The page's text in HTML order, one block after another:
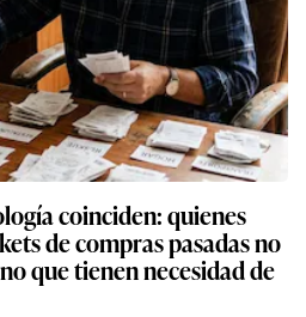
coinciden: quienes
de compras pasadas no
que tienen necesidad de